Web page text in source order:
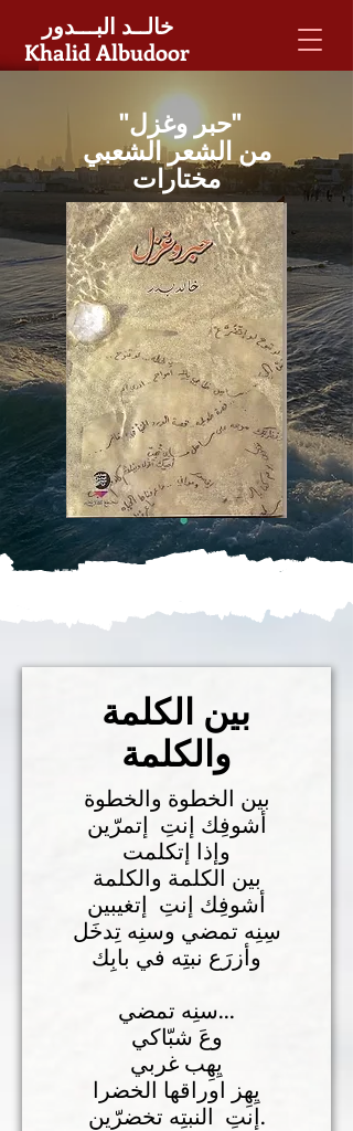
خالــد البـــدور
Khalid Albudoor
"حبر وغزل"
من الشعر الشعبي
مختارات
بين الكلمة
والكلمة
بين الخطوة والخطوة
أشوفِك إنتِ إتمرّين
وإذا إتكلمت
بين الكلمة والكلمة
أشوفِك إنتِ إتغيبين
سِنِه تمضي وسنِه تِدخَل
وأزرَع نبتِه في بابِك
سنِه تمضي...
وعَ شبّاكي
يِهِب غربي
يِهِز اوراقها الخضرا
إنتِ النبتِه تخضرّين.